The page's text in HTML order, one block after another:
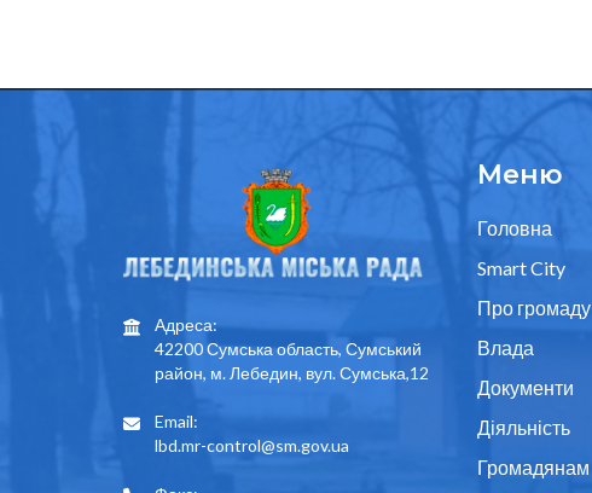
Адреса:
42200 Сумська область, Сумський
район, м. Лебедин, вул. Сумська,12
Email:
lbd.mr-control@sm.gov.ua
Меню
Головна
Smart City
Про громаду
Влада
Документи
Діяльність
Громадянам